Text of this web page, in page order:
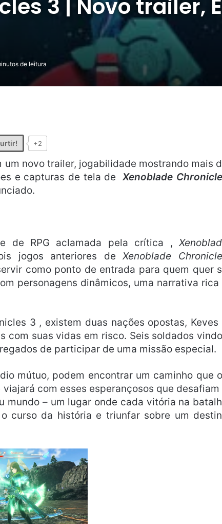
3 | Novo trailer,
de leitura
+2
novo trailer, jogabilidade mostrando mais
e capturas de tela deXenoblade
de RPG aclamada pela crítica ,
jogos anteriores deXenoblade
como ponto de entrada para quem quer
personagens dinâmicos, uma narrativa rica
3 , existem duas nações opostas, Keves
com suas vidas em risco. Seis soldados
de participar de uma missão especial.
mútuo, podem encontrar um caminho que
com esses esperançosos que desafiam
mundo – um lugar onde cada vitória na
curso da história e triunfar sobre um